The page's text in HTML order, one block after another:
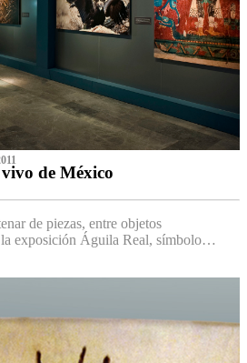
de México
de piezas, entre objetos
la exposición Águila Real, símbolo…